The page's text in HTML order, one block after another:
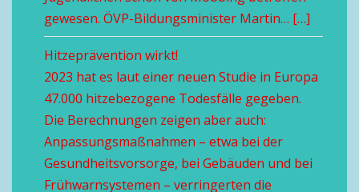
gewesen. ÖVP-Bildungsminister Martin… […]
Hitzeprävention wirkt!
2023 hat es laut einer neuen Studie in Europa
47.000 hitzebezogene Todesfälle gegeben.
Die Berechnungen zeigen aber auch:
Anpassungsmaßnahmen – etwa bei der
Gesundheitsvorsorge, bei Gebäuden und bei
Frühwarnsystemen – verringerten die